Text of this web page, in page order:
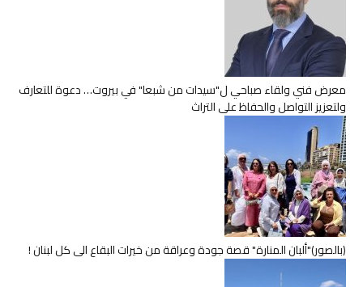
معرض فني ولقاء صباحي ل"سيدات من شبعا" في بيروت… دعوة للتعارف
ولتعزيز التواصل والحفاظ على التراث
(بالصور)"ألبان المنارة" قصة جودة وعراقة من خيرات البقاع الى كل لبنان !